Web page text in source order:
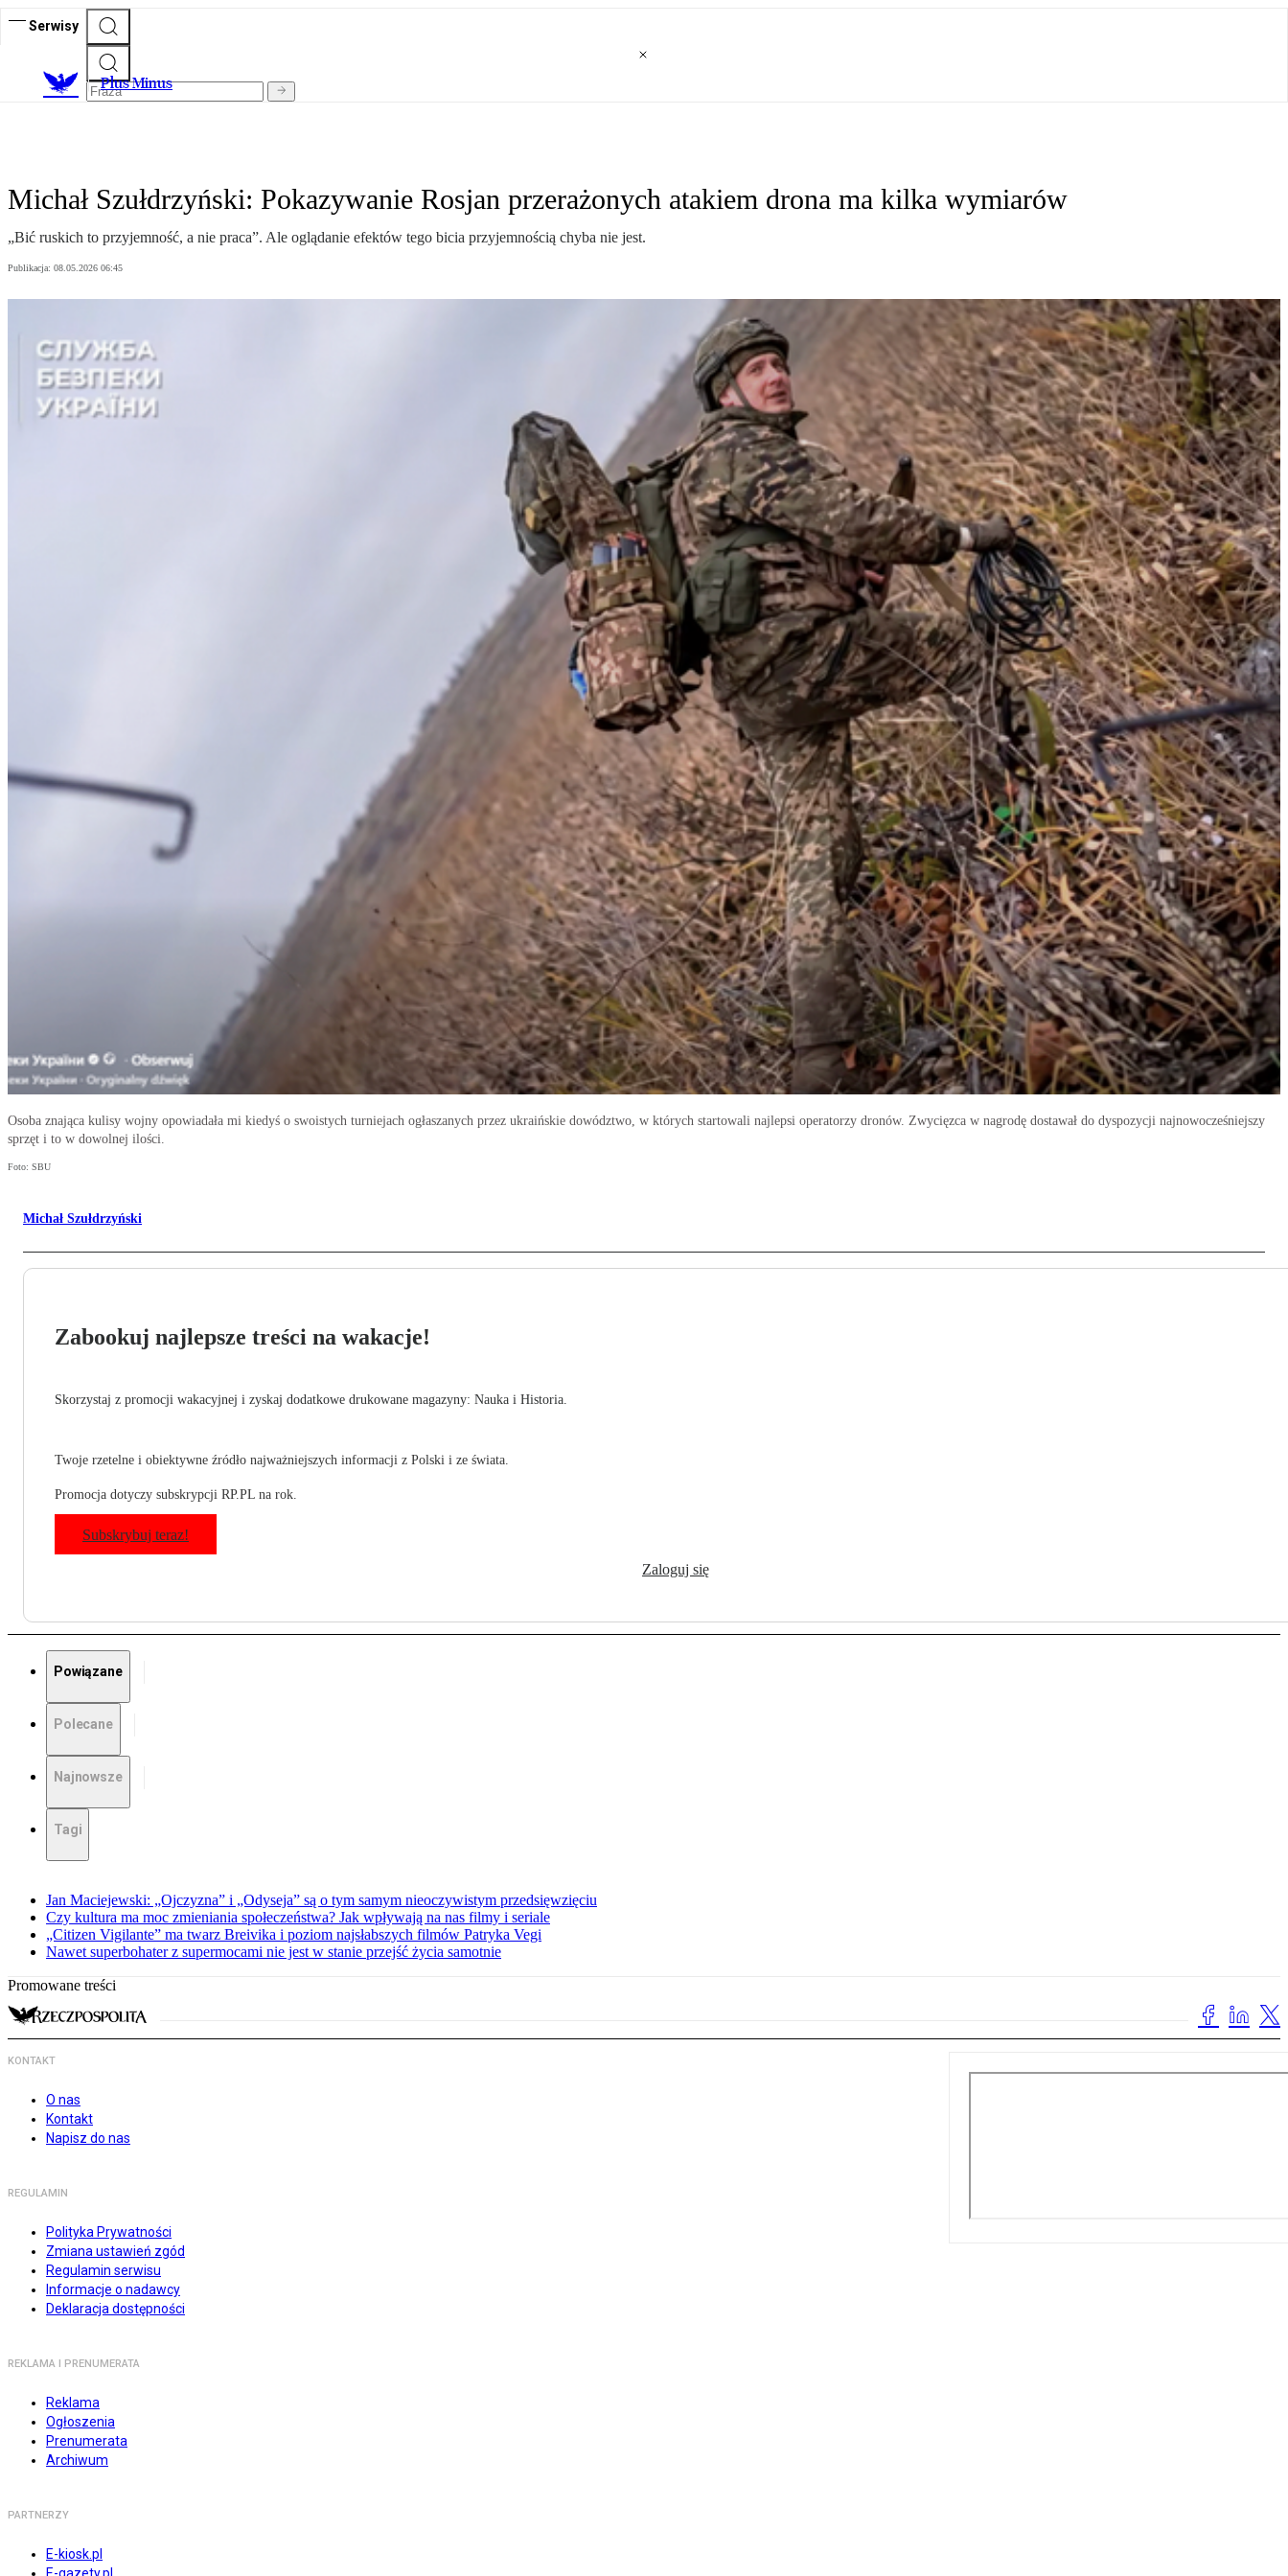
Serwisy
Plus Minus
Michał Szułdrzyński: Pokazywanie Rosjan przerażonych atakiem drona ma kilka wymiarów
„Bić ruskich to przyjemność, a nie praca”. Ale oglądanie efektów tego bicia przyjemnością chyba nie jest.
Publikacja: 08.05.2026 06:45
Osoba znająca kulisy wojny opowiadała mi kiedyś o swoistych turniejach ogłaszanych przez ukraińskie dowództwo, w których startowali najlepsi operatorzy dronów. Zwycięzca w nagrodę dostawał do dyspozycji najnowocześniejszy
sprzęt i to w dowolnej ilości.
Foto: SBU
Michał Szułdrzyński
Zabookuj najlepsze treści na wakacje!
Skorzystaj z promocji wakacyjnej i zyskaj dodatkowe drukowane magazyny: Nauka i Historia.
Twoje rzetelne i obiektywne źródło najważniejszych informacji z Polski i ze świata.
Promocja dotyczy subskrypcji RP.PL na rok.
Subskrybuj teraz!
Zaloguj się
Powiązane
Polecane
Najnowsze
Tagi
Jan Maciejewski: „Ojczyzna” i „Odyseja” są o tym samym nieoczywistym przedsięwzięciu
Czy kultura ma moc zmieniania społeczeństwa? Jak wpływają na nas filmy i seriale
„Citizen Vigilante” ma twarz Breivika i poziom najsłabszych filmów Patryka Vegi
Nawet superbohater z supermocami nie jest w stanie przejść życia samotnie
Promowane treści
KONTAKT
O nas
Kontakt
Napisz do nas
REGULAMIN
Polityka Prywatności
Zmiana ustawień zgód
Regulamin serwisu
Informacje o nadawcy
Deklaracja dostępności
REKLAMA I PRENUMERATA
Reklama
Ogłoszenia
Prenumerata
Archiwum
PARTNERZY
E-kiosk.pl